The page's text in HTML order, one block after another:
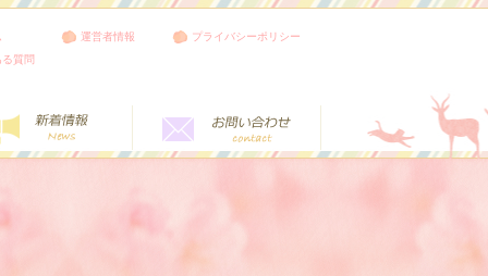
運営者情報
プライバシーポリシー
質問